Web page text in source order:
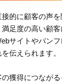
的に顧客の声
足度の高い顧
サイトやパン
伝えられます。
獲得につなが